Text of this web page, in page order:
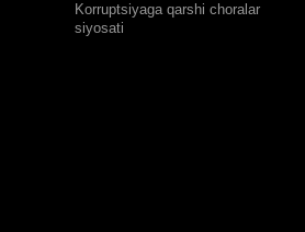
Korruptsiyaga qarshi choralar
siyosati